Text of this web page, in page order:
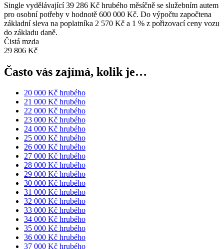
Single vydělávající 39 286 Kč hrubého měsíčně se služebním autem
pro osobní potřeby v hodnotě 600 000 Kč. Do výpočtu započtena
základní sleva na poplatníka 2 570 Kč a 1 % z pořizovací ceny vozu
do základu daně.
Čistá mzda
29 806 Kč
Často vás zajímá, kolik je…
20 000 Kč hrubého
21 000 Kč hrubého
22 000 Kč hrubého
23 000 Kč hrubého
24 000 Kč hrubého
25 000 Kč hrubého
26 000 Kč hrubého
27 000 Kč hrubého
28 000 Kč hrubého
29 000 Kč hrubého
30 000 Kč hrubého
31 000 Kč hrubého
32 000 Kč hrubého
33 000 Kč hrubého
34 000 Kč hrubého
35 000 Kč hrubého
36 000 Kč hrubého
37 000 Kč hrubého